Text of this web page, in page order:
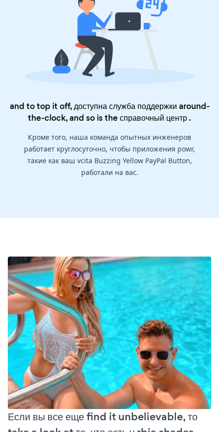
and to top it off, доступна служба поддержки around-
the-clock, and so is theсправочный центр.
Кроме того, наша команда опытных инженеров
работает круглосуточно, чтобы приложения powr,
такие как ваш vcita Buzzing Yellow PayPal Button,
работали на вас.
Если вы все еще find it unbelievable, то